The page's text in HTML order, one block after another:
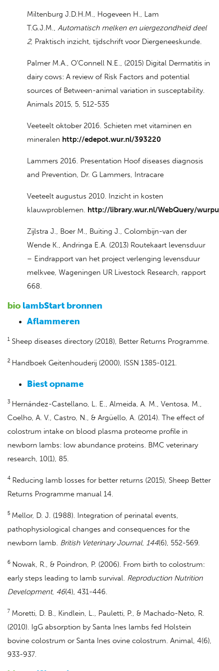
Miltenburg J.D.H.M., Hogeveen H., Lam
T.G.J.M., Automatisch melken en uiergezondheid deel
2, Praktisch inzicht, tijdschrift voor Diergeneeskunde.
Palmer M.A., O’Connell N.E., (2015) Digital Dermatitis in
dairy cows: A review of Risk Factors and potential
sources of Between-animal variation in susceptability.
Animals 2015, 5, 512-535
Veeteelt oktober 2016. Schieten met vitaminen en
mineralen http://edepot.wur.nl/393220
Lammers 2016. Presentation Hoof diseases diagnosis
and Prevention, Dr. G Lammers, Intracare
Veeteelt augustus 2010. Inzicht in kosten
klauwproblemen. http://library.wur.nl/WebQuery/
Zijlstra J., Boer M., Buiting J., Colombijn-van der
Wende K., Andringa E.A. (2013) Routekaart levensduur
– Eindrapport van het project verlenging levensduur
melkvee, Wageningen UR Livestock Research, rapport
668.
bio lambStart bronnen
Aflammeren
1 Sheep diseases directory (2018), Better Returns Programme.
2 Handboek Geitenhouderij (2000), ISSN 1385-0121.
Biest opname
3 Hernández-Castellano, L. E., Almeida, A. M., Ventosa, M.,
Coelho, A. V., Castro, N., & Argüello, A. (2014). The effect of
colostrum intake on blood plasma proteome profile in
newborn lambs: low abundance proteins. BMC veterinary
research, 10(1), 85.
4 Reducing lamb losses for better returns (2015), Sheep Better
Returns Programme manual 14.
5 Mellor, D. J. (1988). Integration of perinatal events,
pathophysiological changes and consequences for the
newborn lamb. British Veterinary Journal, 144(6), 552-569.
6 Nowak, R., & Poindron, P. (2006). From birth to colostrum:
early steps leading to lamb survival. Reproduction Nutrition
Development, 46(4), 431-446.
7 Moretti, D. B., Kindlein, L., Pauletti, P., & Machado-Neto, R.
(2010). IgG absorption by Santa Ines lambs fed Holstein
bovine colostrum or Santa Ines ovine colostrum. Animal, 4(6),
933-937.